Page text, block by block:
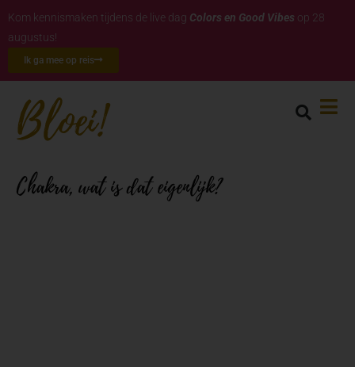
Kom kennismaken tijdens de live dag Colors en Good Vibes op 28
augustus!
Ik ga mee op reis
Chakra, wat is dat eigenlijk?